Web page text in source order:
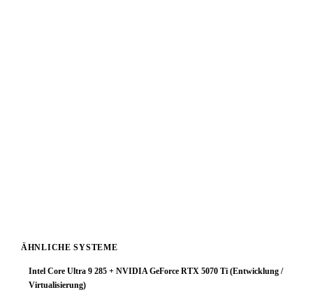
ÄHNLICHE SYSTEME
Intel Core Ultra 9 285 + NVIDIA GeForce RTX 5070 Ti (Entwicklung /
Virtualisierung)